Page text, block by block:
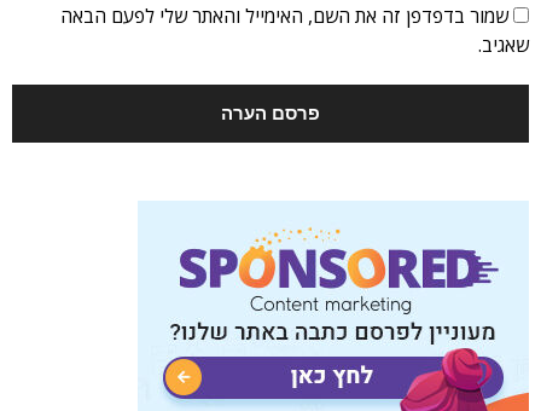
שמור בדפדפן זה את השם, האימייל והאתר שלי לפעם הבאה
שאגיב.